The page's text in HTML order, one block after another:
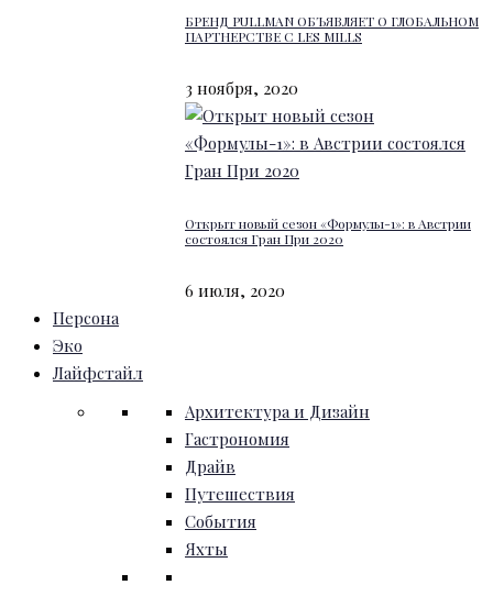
БРЕНД PULLMAN ОБЪЯВЛЯЕТ О ГЛОБАЛЬНОМ
ПАРТНЕРСТВЕ С LES MILLS
3 ноября, 2020
Открыт новый сезон «Формулы-1»: в Австрии
состоялся Гран При 2020
6 июля, 2020
Персона
Эко
Лайфстайл
Архитектура и Дизайн
Гастрономия
Драйв
Путешествия
События
Яхты